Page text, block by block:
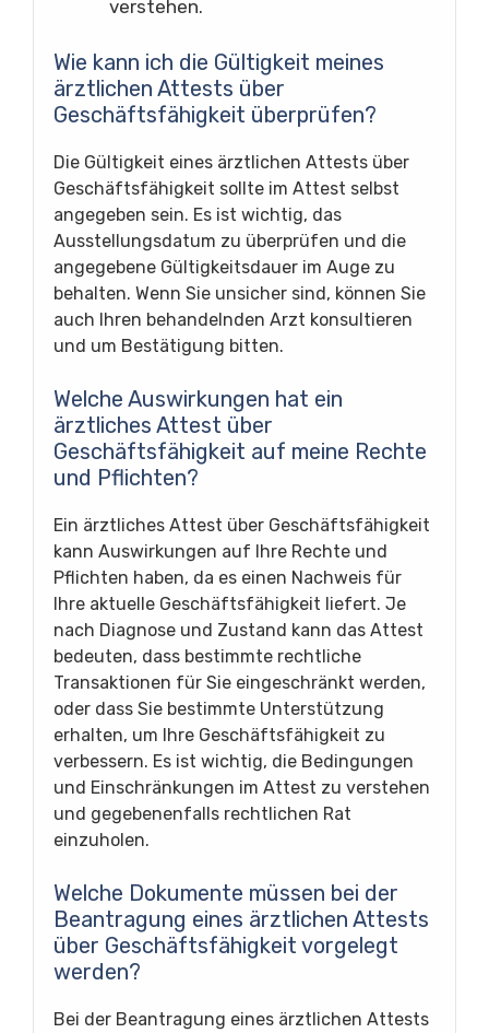
verstehen.
Wie kann ich die Gültigkeit meines
ärztlichen Attests über
Geschäftsfähigkeit überprüfen?
Die Gültigkeit eines ärztlichen Attests über
Geschäftsfähigkeit sollte im Attest selbst
angegeben sein. Es ist wichtig, das
Ausstellungsdatum zu überprüfen und die
angegebene Gültigkeitsdauer im Auge zu
behalten. Wenn Sie unsicher sind, können Sie
auch Ihren behandelnden Arzt konsultieren
und um Bestätigung bitten.
Welche Auswirkungen hat ein
ärztliches Attest über
Geschäftsfähigkeit auf meine Rechte
und Pflichten?
Ein ärztliches Attest über Geschäftsfähigkeit
kann Auswirkungen auf Ihre Rechte und
Pflichten haben, da es einen Nachweis für
Ihre aktuelle Geschäftsfähigkeit liefert. Je
nach Diagnose und Zustand kann das Attest
bedeuten, dass bestimmte rechtliche
Transaktionen für Sie eingeschränkt werden,
oder dass Sie bestimmte Unterstützung
erhalten, um Ihre Geschäftsfähigkeit zu
verbessern. Es ist wichtig, die Bedingungen
und Einschränkungen im Attest zu verstehen
und gegebenenfalls rechtlichen Rat
einzuholen.
Welche Dokumente müssen bei der
Beantragung eines ärztlichen Attests
über Geschäftsfähigkeit vorgelegt
werden?
Bei der Beantragung eines ärztlichen Attests